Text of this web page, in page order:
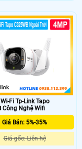
Fi Tp-Link Tapo
C325WB Công Nghệ Wifi
Giá Bán: 5%-35%
Giá gốc: Liên hệ